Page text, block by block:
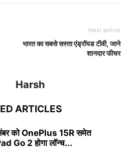
Next article
भारत का सबसे सस्ता एंड्रॉयड टीवी, जाने
शानदार फीचर
Harsh
ARTICLES
को OnePlus 15R समेत
Go 2 होगा लॉन्च...